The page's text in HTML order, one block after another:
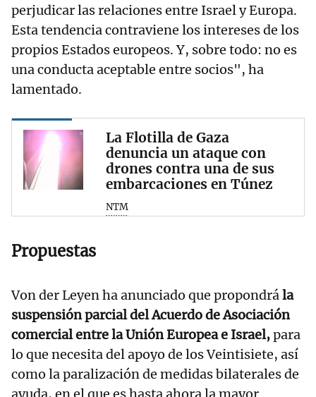
perjudicar las relaciones entre Israel y Europa.
Esta tendencia contraviene los intereses de los
propios Estados europeos. Y, sobre todo: no es
una conducta aceptable entre socios", ha
lamentado.
La Flotilla de Gaza
denuncia un ataque con
drones contra una de sus
embarcaciones en Túnez
NTM
Propuestas
Von der Leyen ha anunciado que propondrála
suspensión parcial del Acuerdo de Asociación
comercial entre la Unión Europea e Israel,para
lo que necesita del apoyo de los Veintisiete, así
como la paralización de medidas bilaterales de
ayuda, en el que es hasta ahora la mayor